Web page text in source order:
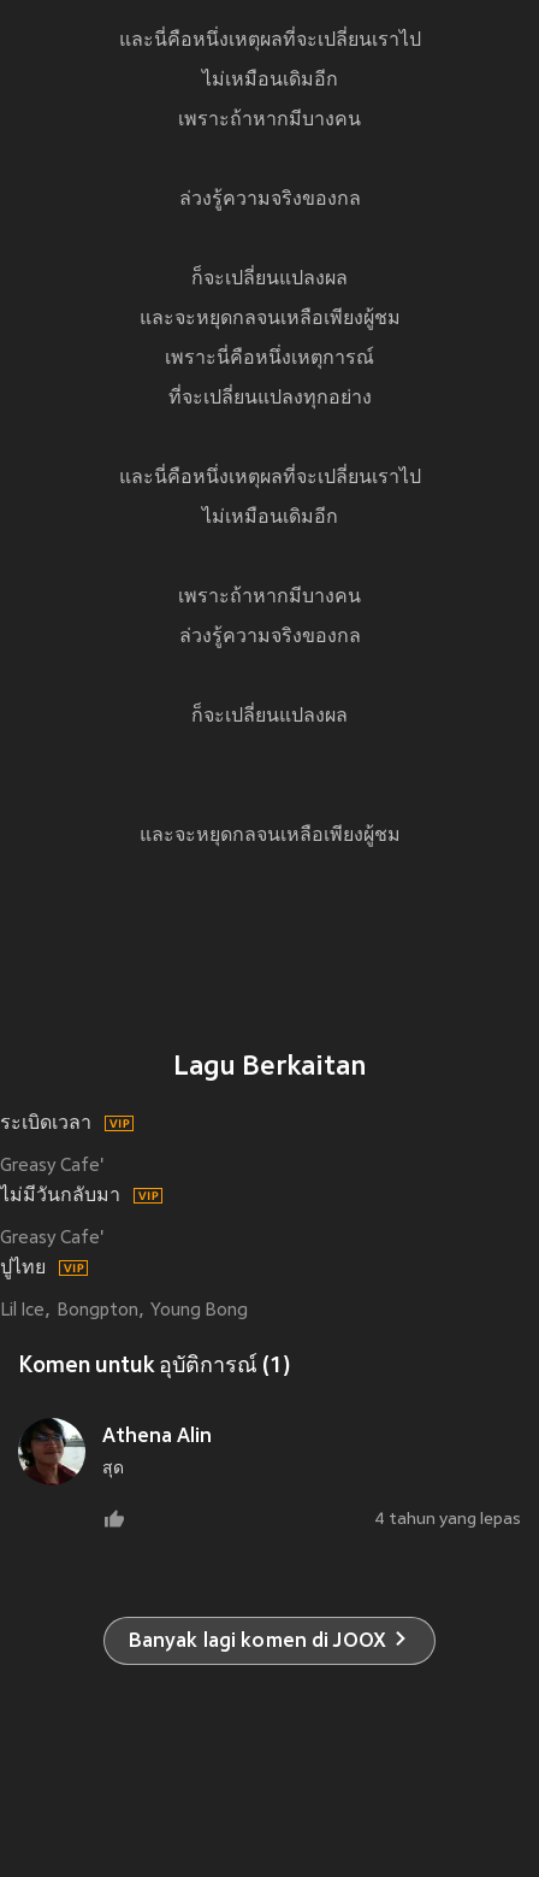
และนี่คือหนึ่งเหตุผลที่จะเปลี่ยนเราไป
ไม่เหมือนเดิมอีก
เพราะถ้าหากมีบางคน
ล่วงรู้ความจริงของกล
ก็จะเปลี่ยนแปลงผล
และจะหยุดกลจนเหลือเพียงผู้ชม
เพราะนี่คือหนึ่งเหตุการณ์
ที่จะเปลี่ยนแปลงทุกอย่าง
และนี่คือหนึ่งเหตุผลที่จะเปลี่ยนเราไป
ไม่เหมือนเดิมอีก
เพราะถ้าหากมีบางคน
ล่วงรู้ความจริงของกล
ก็จะเปลี่ยนแปลงผล
และจะหยุดกลจนเหลือเพียงผู้ชม
Lagu Berkaitan
ระเบิดเวลา
Greasy Cafe'
ไม่มีวันกลับมา
Greasy Cafe'
ปูไทย
Lil Ice Bongpton Young Bong
Komen untuk อุบัติการณ์ (1)
Athena Alin
สุด
4 tahun yang lepas
Banyak lagi komen di JOOX